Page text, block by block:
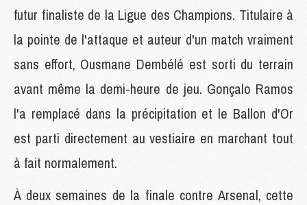
futur finaliste de la Ligue des Champions. Titulaire à
la pointe de l'attaque et auteur d'un match vraiment
sans effort, Ousmane Dembélé est sorti du terrain
avant même la demi-heure de jeu. Gonçalo Ramos
l'a remplacé dans la précipitation et le Ballon d'Or
est parti directement au vestiaire en marchant tout
à fait normalement.
À deux semaines de la finale contre Arsenal, cette